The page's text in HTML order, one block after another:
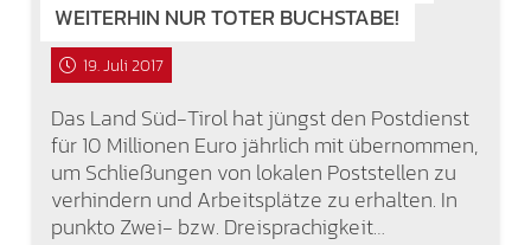
WEITERHIN NUR TOTER BUCHSTABE!
19. Juli 2017
Das Land Süd-Tirol hat jüngst den Postdienst
für 10 Millionen Euro jährlich mit übernommen,
um Schließungen von lokalen Poststellen zu
verhindern und Arbeitsplätze zu erhalten. In
punkto Zwei- bzw. Dreisprachigkeit…